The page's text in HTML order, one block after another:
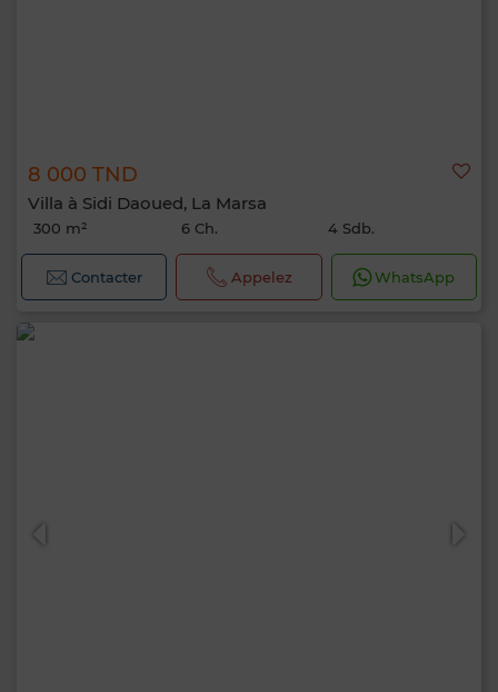
8 000 TND
Villa à Sidi Daoued, La Marsa
300 m² 6 Ch. 4 Sdb.
Contacter Appelez WhatsApp